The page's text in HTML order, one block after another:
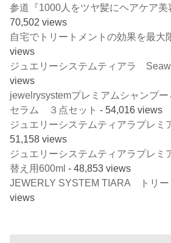
参道『1000人をツヤ髪にヘアケア美
70,502 views
自宅でトリートメントの効果を最大
views
ジュエリーシステムティアラ
views
jewelrysystemプレミアムシャンプ
セラム ３点セット - 54,016 views
ジュエリーシステムティアラプレミ
51,158 views
ジュエリーシステムティアラプレミ
替え用600ml - 48,853 views
JEWERLY SYSTEM TIARA トリー
views